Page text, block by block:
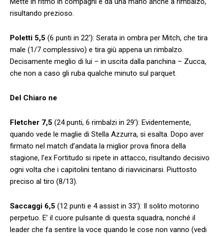
risultando prezioso.
Poletti 5,5 (6 punti in 22′): Serata in ombra per Mitch, che tira
male (1/7 complessivo) e tira giù appena un rimbalzo.
Decisamente meglio di lui – in uscita dalla panchina – Zucca,
che non a caso gli ruba qualche minuto sul parquet.
Del Chiaro ne
Fletcher 7,5 (24 punti, 6 rimbalzi in 29′): Evidentemente,
quando vede le maglie di Stella Azzurra, si esalta. Dopo aver
firmato nel match d’andata la miglior prova finora della
stagione, l’ex Fortitudo si ripete in attacco, risultando decisivo
ogni volta che i capitolini tentano di riavvicinarsi. Piuttosto
preciso al tiro (8/13).
Saccaggi 6,5 (12 punti e 4 assist in 33′): Il solito motorino
perpetuo. E’ il cuore pulsante di questa squadra, nonché il
leader che fa sentire la voce quando le cose non vanno (vedi